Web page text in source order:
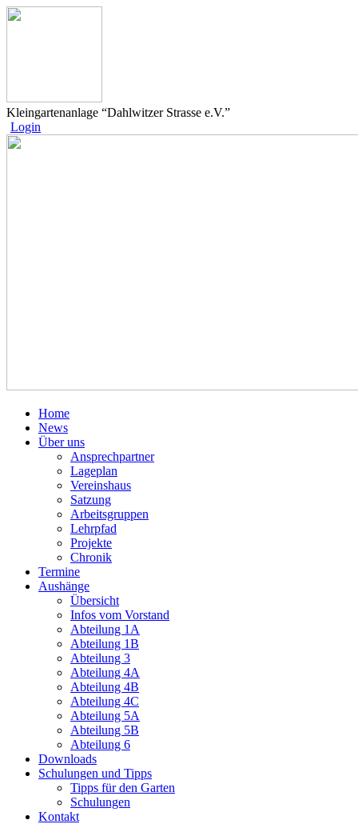
Kleingartenanlage “Dahlwitzer Strasse e.V.”
Login
Home
News
Über uns
Ansprechpartner
Lageplan
Vereinshaus
Satzung
Arbeitsgruppen
Lehrpfad
Projekte
Chronik
Termine
Aushänge
Übersicht
Infos vom Vorstand
Abteilung 1A
Abteilung 1B
Abteilung 3
Abteilung 4A
Abteilung 4B
Abteilung 4C
Abteilung 5A
Abteilung 5B
Abteilung 6
Downloads
Schulungen und Tipps
Tipps für den Garten
Schulungen
Kontakt